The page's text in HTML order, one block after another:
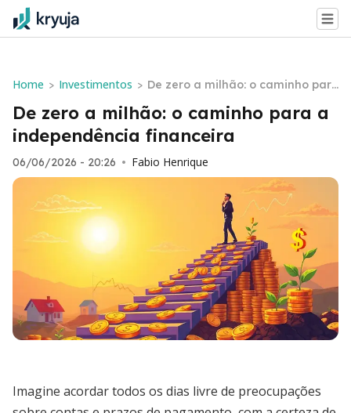
Home > Investimentos > De zero a milhão: o caminho par
a a independência financeira
De zero a milhão: o caminho para a
independência financeira
06/06/2026 - 20:26 • Fabio Henrique
Imagine acordar todos os dias livre de preocupações